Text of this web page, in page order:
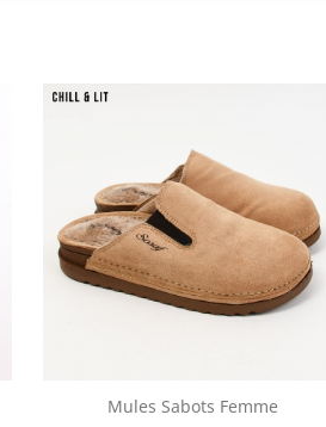
Mules Sabots Femme